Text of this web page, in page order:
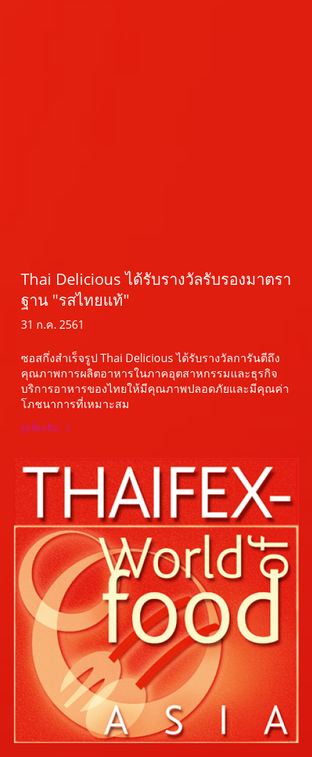
Thai Delicious ได้รับรางวัลรับรองมาตรา
ฐาน "รสไทยแท้"
31 ก.ค. 2561
ซอสกึ่งสำเร็จรูป Thai Delicious ได้รับรางวัลการันตีถึง
คุณภาพการผลิตอาหารในภาคอุตสาหกรรมและธุรกิจ
บริการอาหารของไทยให้มีคุณภาพปลอดภัยและมีคุณค่า
โภชนาการที่เหมาะสม
ดูเพิ่มเติม